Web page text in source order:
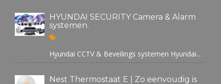
HYUNDAI SECURITY Camera & Alarm
systemen.
Hyundai CCTV & Beveilings systemen Hyundai...
Nest Thermostaat E | Zo eenvoudig is